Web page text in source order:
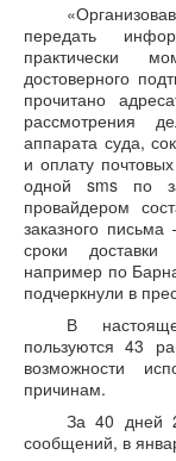
передать
практически
достоверного
прочитано
рассмотрения
аппарата суда,
и оплату
одной sms по
провайдером
заказного
сроки доставки
например по
подчеркнули в
В
пользуются 43
возможности
причинам.
За 40 дней
сообщений, в